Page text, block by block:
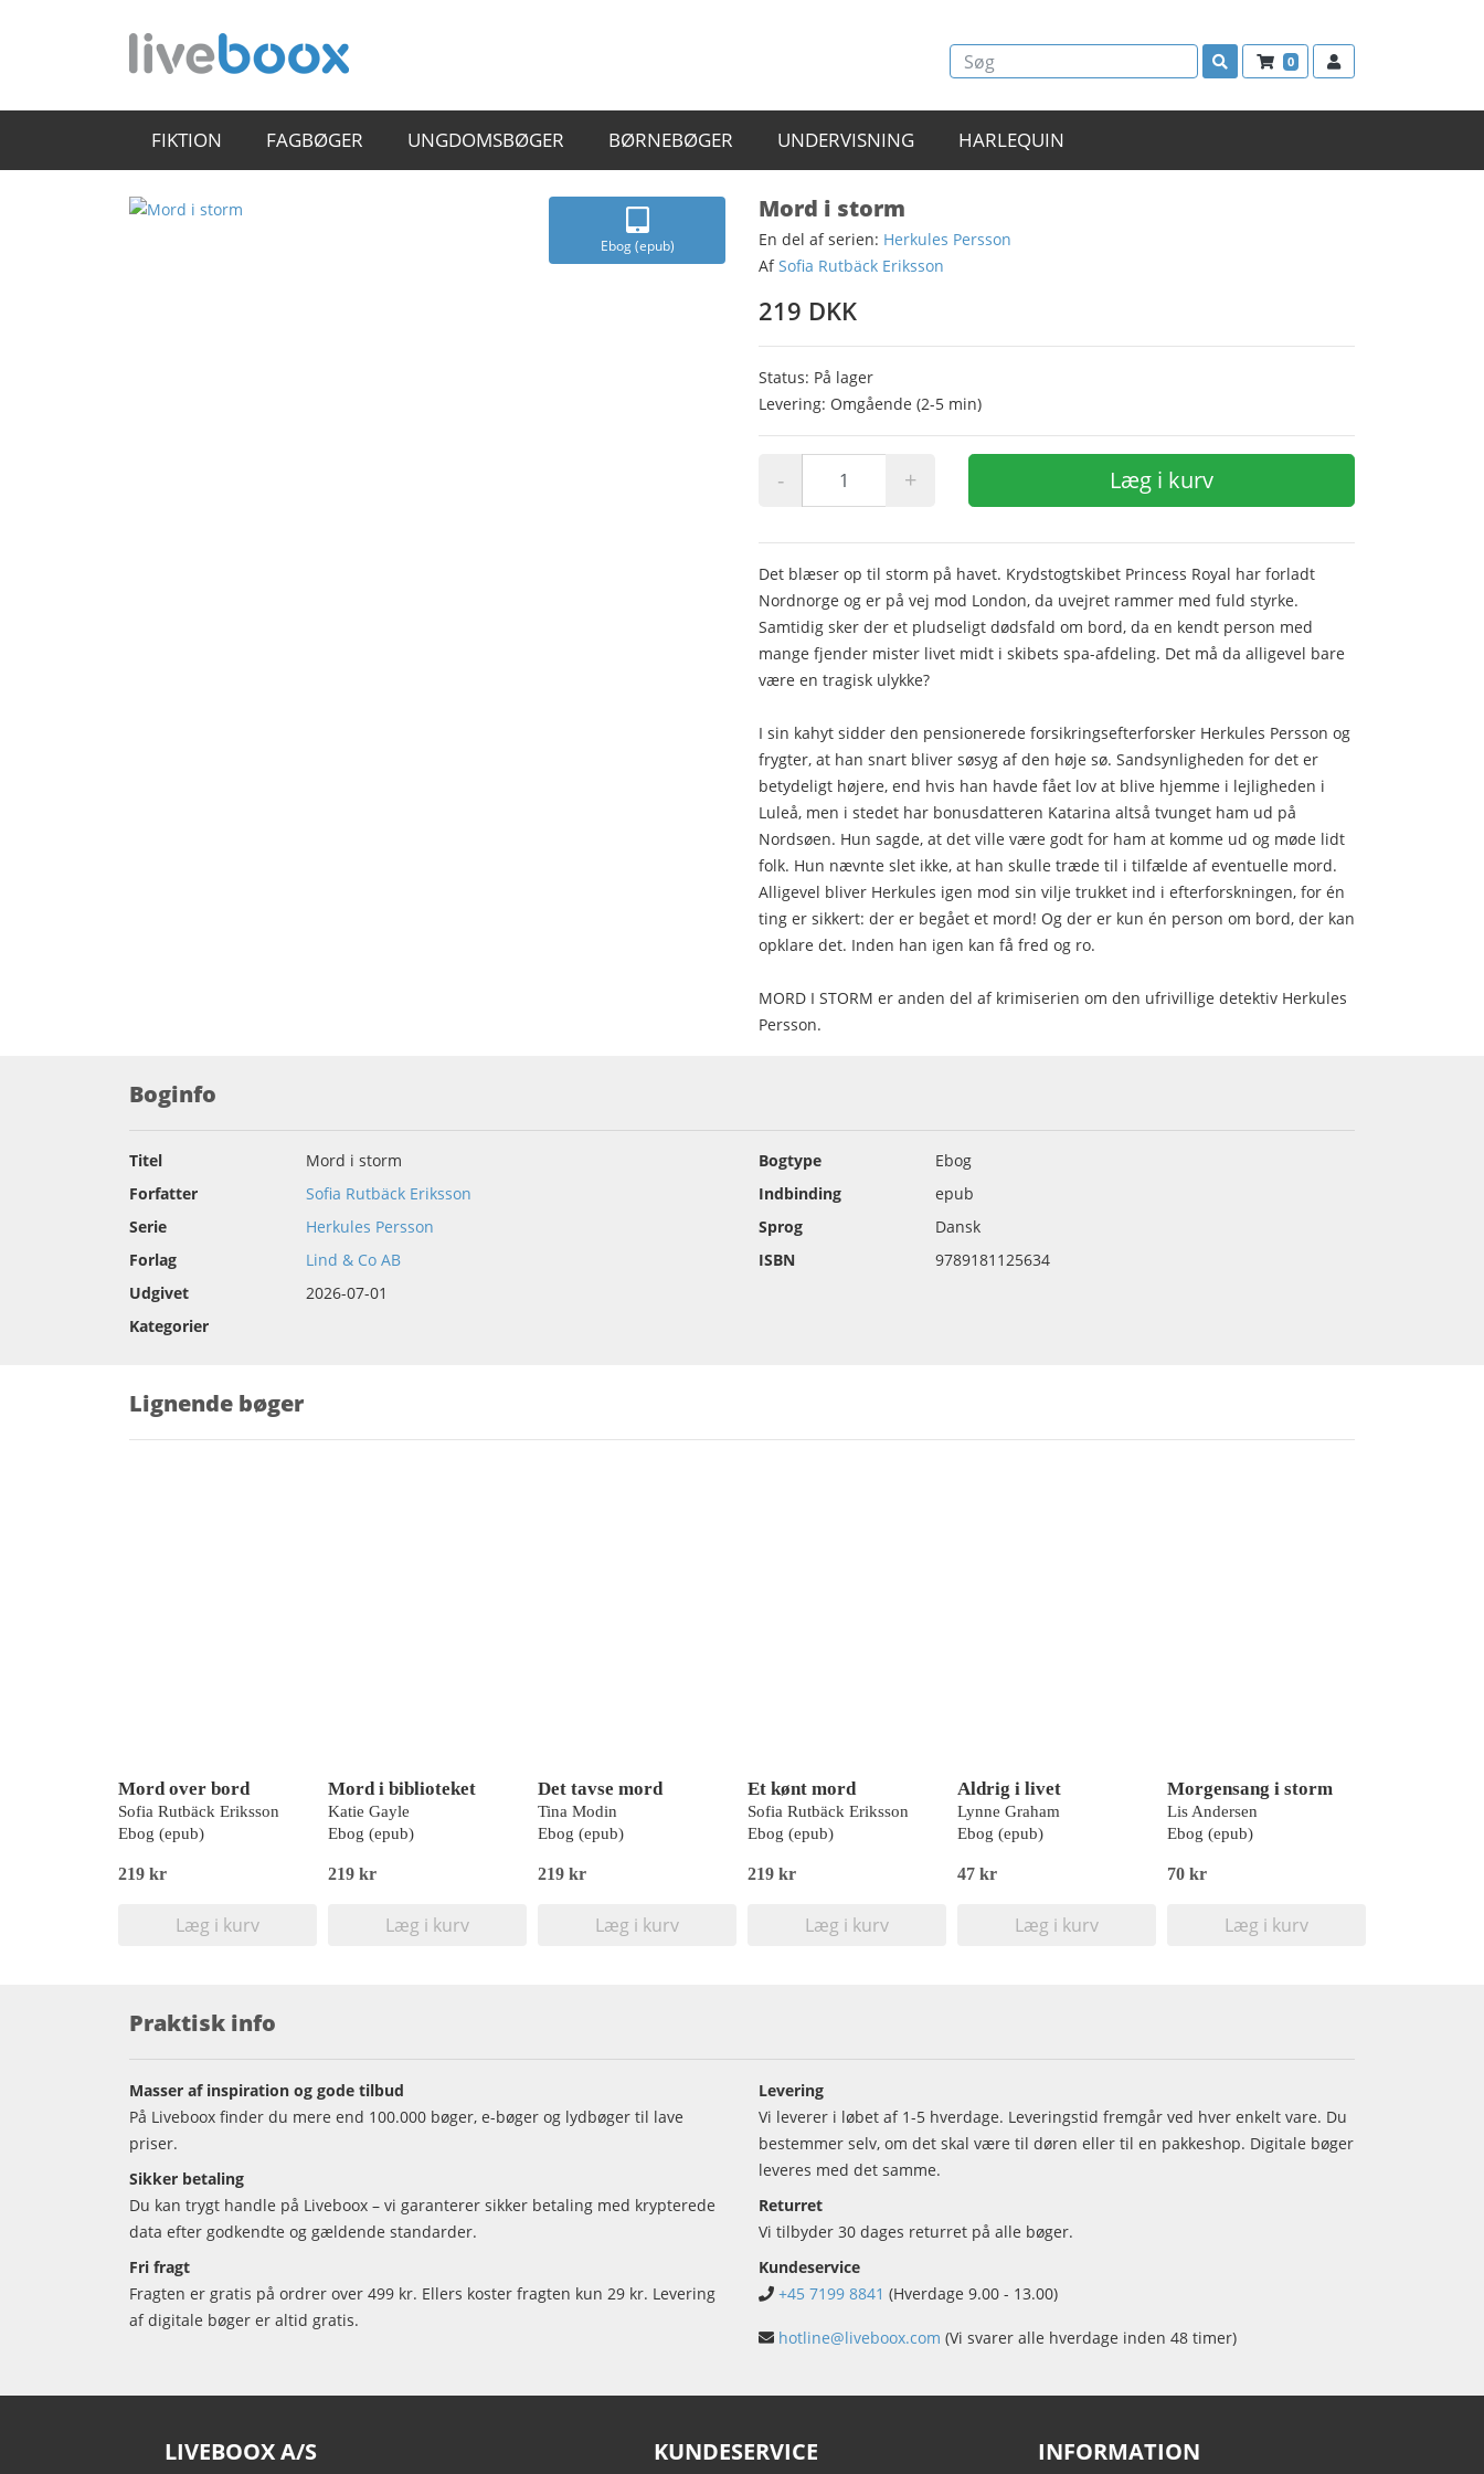
0
FIKTION FAGBØGER UNGDOMSBØGER BØRNEBØGER UNDERVISNING HARLEQUIN
Ebog (epub)
Mord i storm
En del af serien: Herkules Persson
AfSofia Rutbäck Eriksson
219 DKK
Status: På lager
Levering: Omgående (2-5 min)
- + Læg i kurv
Det blæser op til storm på havet. Krydstogtskibet Princess Royal har forladt
Nordnorge og er på vej mod London, da uvejret rammer med fuld styrke.
Samtidig sker der et pludseligt dødsfald om bord, da en kendt person med
mange fjender mister livet midt i skibets spa-afdeling. Det må da alligevel bare
være en tragisk ulykke?
I sin kahyt sidder den pensionerede forsikringsefterforsker Herkules Persson og
frygter, at han snart bliver søsyg af den høje sø. Sandsynligheden for det er
betydeligt højere, end hvis han havde fået lov at blive hjemme i lejligheden i
Luleå, men i stedet har bonusdatteren Katarina altså tvunget ham ud på
Nordsøen. Hun sagde, at det ville være godt for ham at komme ud og møde lidt
folk. Hun nævnte slet ikke, at han skulle træde til i tilfælde af eventuelle mord.
Alligevel bliver Herkules igen mod sin vilje trukket ind i efterforskningen, for én
ting er sikkert: der er begået et mord! Og der er kun én person om bord, der kan
opklare det. Inden han igen kan få fred og ro.
MORD I STORM er anden del af krimiserien om den ufrivillige detektiv Herkules
Persson.
Boginfo
Titel
Mord i storm
Forfatter
Sofia Rutbäck Eriksson
Serie
Herkules Persson
Forlag
Lind & Co AB
Udgivet
2026-07-01
Kategorier
Bogtype
Ebog
Indbinding
epub
Sprog
Dansk
ISBN
9789181125634
Lignende bøger
Mord over bord
Sofia Rutbäck Eriksson
Ebog (epub)
219 kr
Læg i kurv
Mord i biblioteket
Katie Gayle
Ebog (epub)
219 kr
Læg i kurv
Det tavse mord
Tina Modin
Ebog (epub)
219 kr
Læg i kurv
Et kønt mord
Sofia Rutbäck Eriksson
Ebog (epub)
219 kr
Læg i kurv
Aldrig i livet
Lynne Graham
Ebog (epub)
47 kr
Læg i kurv
Morgensang i storm
Lis Andersen
Ebog (epub)
70 kr
Læg i kurv
Praktisk info
Masser af inspiration og gode tilbud
På Liveboox finder du mere end 100.000 bøger, e-bøger og lydbøger til lave
priser.
Sikker betaling
Du kan trygt handle på Liveboox – vi garanterer sikker betaling med krypterede
data efter godkendte og gældende standarder.
Fri fragt
Fragten er gratis på ordrer over 499 kr. Ellers koster fragten kun 29 kr. Levering
af digitale bøger er altid gratis.
Levering
Vi leverer i løbet af 1-5 hverdage. Leveringstid fremgår ved hver enkelt vare. Du
bestemmer selv, om det skal være til døren eller til en pakkeshop. Digitale bøger
leveres med det samme.
Returret
Vi tilbyder 30 dages returret på alle bøger.
Kundeservice
+45 7199 8841 (Hverdage 9.00 - 13.00)
hotline@liveboox.com (Vi svarer alle hverdage inden 48 timer)
LIVEBOOX A/S KUNDESERVICE INFORMATION